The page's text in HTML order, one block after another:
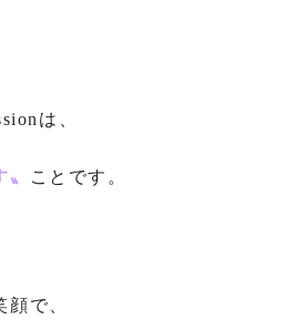
は、
ことです。
で、